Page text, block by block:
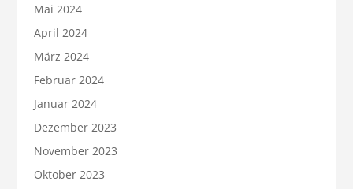
Mai 2024
April 2024
März 2024
Februar 2024
Januar 2024
Dezember 2023
November 2023
Oktober 2023